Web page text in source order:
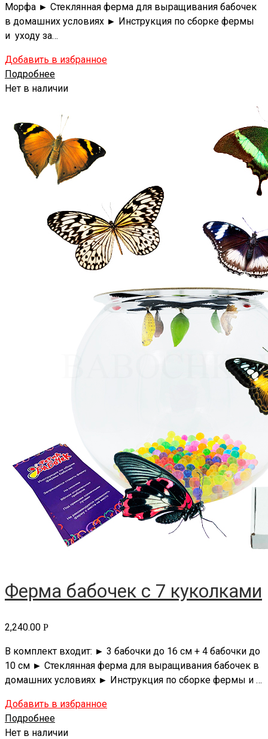
Морфа ► Стеклянная ферма для выращивания бабочек
в домашних условиях ► Инструкция по сборке фермы
и уходу за…
Добавить в избранное
Подробнее
Нет в наличии
Ферма бабочек с 7 куколками
2,240.00 Р
В комплект входит: ► 3 бабочки до 16 см + 4 бабочки до
10 см ► Стеклянная ферма для выращивания бабочек в
домашних условиях ► Инструкция по сборке фермы и …
Добавить в избранное
Подробнее
Нет в наличии